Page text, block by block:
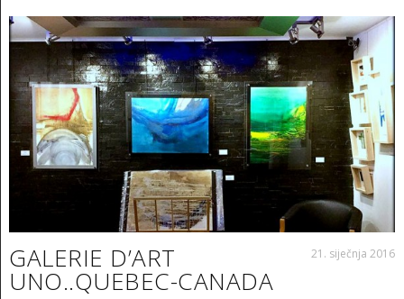
GALERIE D’ART
UNO..QUEBEC-CANADA
21. siječnja 2016